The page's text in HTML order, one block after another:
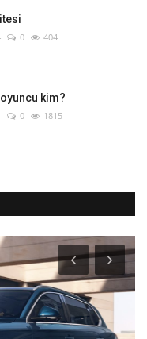
0 404
kim?
0 1815